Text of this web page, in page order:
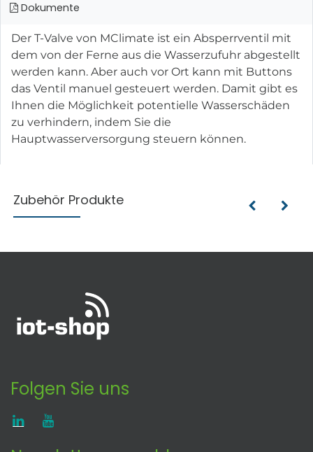
Dokumente
Der T-Valve von MClimate ist ein Absperrventil mit
dem von der Ferne aus die Wasserzufuhr abgestellt
werden kann. Aber auch vor Ort kann mit Buttons
das Ventil manuel gesteuert werden. Damit gibt es
Ihnen die Möglichkeit potentielle Wasserschäden
zu verhindern, indem Sie die
Hauptwasserversorgung steuern können.
Zubehör Produkte
Folgen Sie uns